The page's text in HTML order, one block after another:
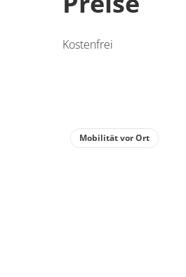
Kostenfrei
Mobilität vor Ort